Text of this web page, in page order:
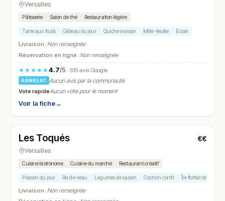
Versailles
Pâtisserie Salon de thé Restauration légère
Tarte aux fruits Gâteau du jour Quiche maison Mille-feuille Éclair
Livraison :Non renseignée
Réservation en ligne :Non renseignée
★★★★★4.7/5· 519 avis Google
RANKEAT
Aucun avis par la communauté
Vote rapideAucun vote pour le moment
Voir la fiche→
N° 15
Les Toqués €€
Versailles
Cuisine bistronome Cuisine du marché Restaurant créatif
Poisson du jour Ris de veau Légumes de saison Cochon confit Île flottante revisitée
Livraison :Non renseignée